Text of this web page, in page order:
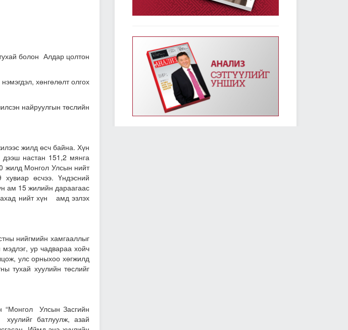
цолтон
олгох
төслийн
жилд өсч байна. Хүн
настан 151,2 мянга
жилд Монгол Улсын нийт
өсчээ. Үндэсний
ам 15 жилийн дараагаас
нийт хүн амд эзлэх
нийгмийн хамгааллыг
ур чадвараа хойч
улс орныхоо хөгжилд
тухай хуулийн төслийг
“Монгол Улсын Засгийн
батлуулж, азай
2019/01/18 2558
хэлэлцүүлэгт шилжүүлэв
2019/01/18 2361
Улсын Их Хурал - Энэ долоо хоногт /2019.01.07-
2019/01/14 3231
УИХ-ын энэ долоо хоногийн үйл ажиллагааны
хуваарь /2019.01.14-01.18/
2019/01/14 2409